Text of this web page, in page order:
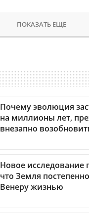
ПОКАЗАТЬ ЕЩЕ
Почему эволюция
на миллионы лет,
внезапно
Новое исследование
что Земля
Венеру жизнью